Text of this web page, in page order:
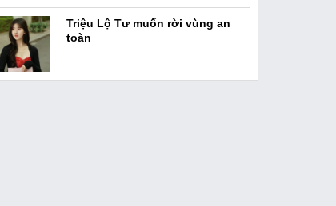
Triệu Lộ Tư muốn rời vùng an
toàn